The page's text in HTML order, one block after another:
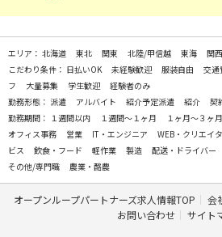
エリア： 北海道 東北 関東 北陸/甲信越 東海 関西
こだわり条件： 日払いOK 未経験歓迎 服装自由 交通
フ
大量募集 学生歓迎
経験者のみ
勤務形態： 派遣 アルバイト 紹介予定派遣 紹介 契
勤務期間： １週間以内 １週間～１ヶ月 １ヶ月～３ヶ月
オフィス事務
営業 IT・エンジニア WEB・クリエイ
ビス
飲食・フード 軽作業 製造 配送・ドライバー
その他/専門職
農業・酪農
オープンループパートナーズ求人情報TOP 会
お問い合わせ
サイト